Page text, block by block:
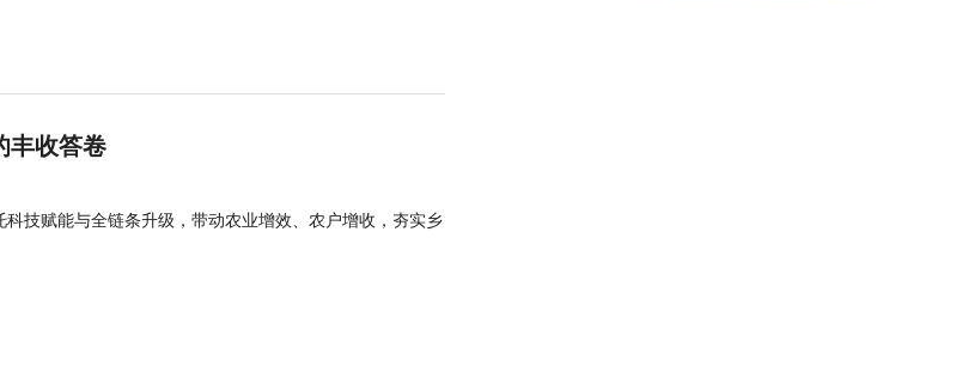
丰收答卷
技赋能与全链条升级，带动农业增效、农户增收，夯实乡